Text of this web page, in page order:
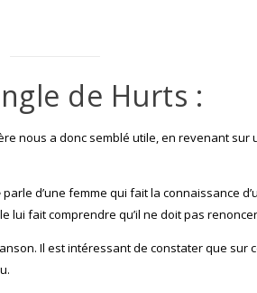
de Hurts :
nous a donc semblé utile, en revenant
parle d’une femme qui fait la connaissance
fait comprendre qu’il ne doit pas
Il est intéressant de constater que sur